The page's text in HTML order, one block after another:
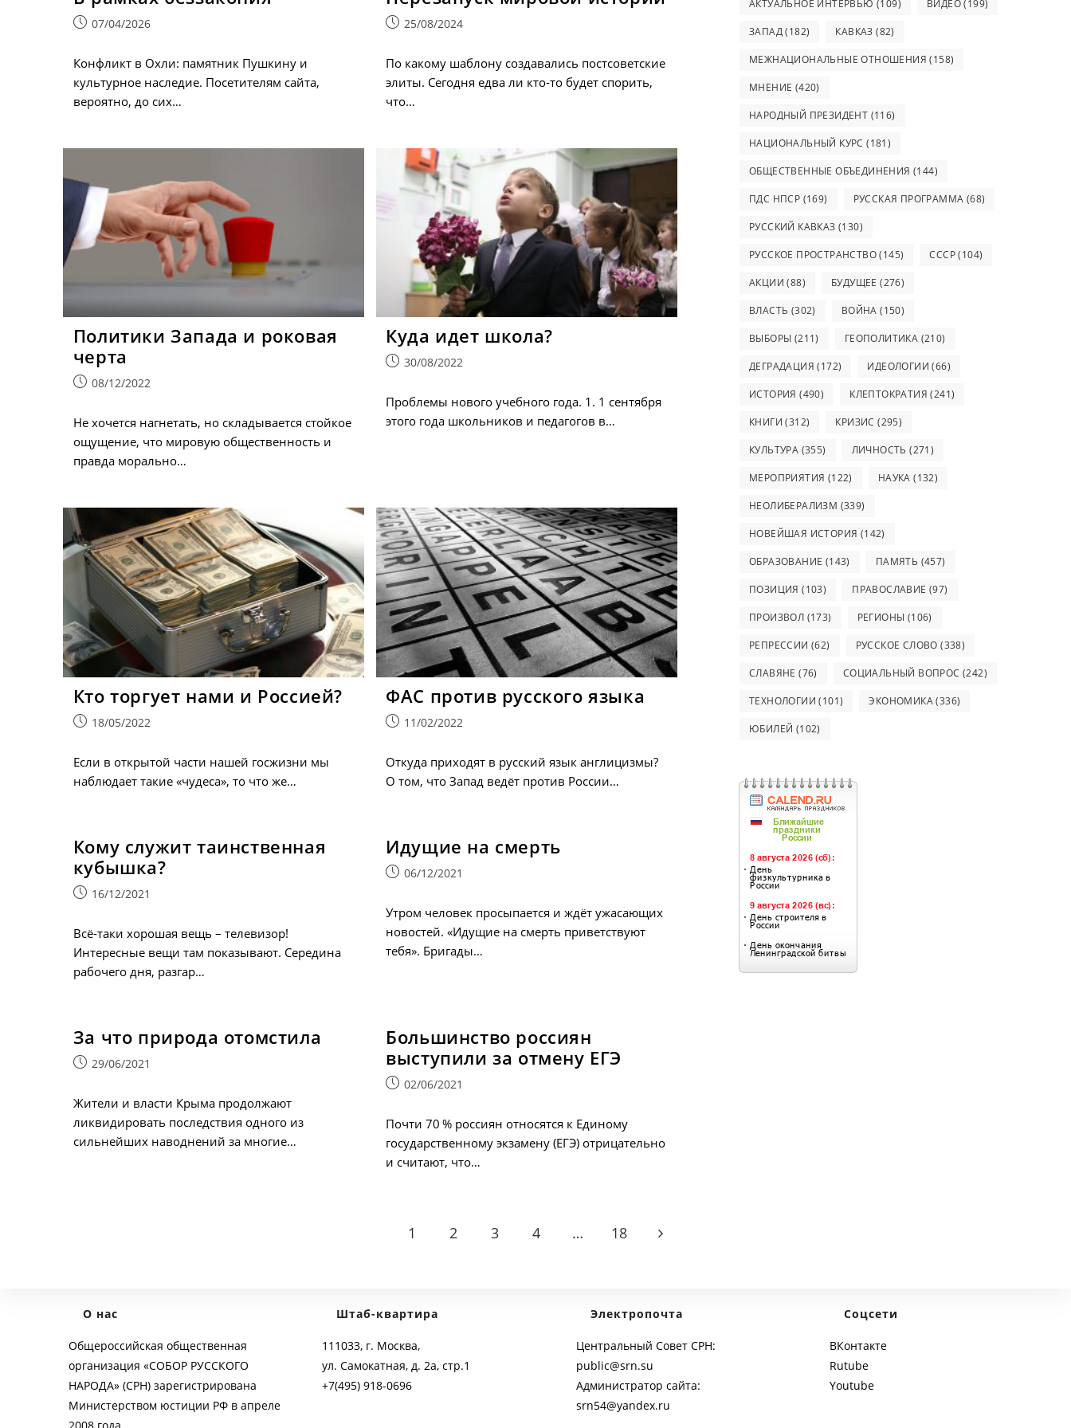
Запись07/04/2026
Конфликт в Охли: памятник Пушкину и
культурное наследие. Посетителям сайта,
вероятно, до сих…
Запись25/08/2024
По какому шаблону создавались постсоветские
элиты. Сегодня едва ли кто-то будет спорить,
что…
Политики Запада и роковая
черта
Запись08/12/2022
Не хочется нагнетать, но складывается стойкое
ощущение, что мировую общественность и
правда морально…
Куда идет школа?
Запись30/08/2022
Проблемы нового учебного года. 1. 1 сентября
этого года школьников и педагогов в…
Кто торгует нами и Россией?
Запись18/05/2022
Если в открытой части нашей госжизни мы
наблюдает такие «чудеса», то что же…
ФАС против русского языка
Запись11/02/2022
Откуда приходят в русский язык англицизмы?
О том, что Запад ведёт против России…
Кому служит таинственная
кубышка?
Запись16/12/2021
Всё-таки хорошая вещь – телевизор!
Интересные вещи там показывают. Середина
рабочего дня, разгар…
Идущие на смерть
Запись06/12/2021
Утром человек просыпается и ждёт ужасающих
новостей. «Идущие на смерть приветствуют
тебя». Бригады…
За что природа отомстила
Запись29/06/2021
Жители и власти Крыма продолжают
ликвидировать последствия одного из
сильнейших наводнений за многие…
Большинство россиян
выступили за отмену ЕГЭ
Запись02/06/2021
Почти 70 % россиян относятся к Единому
государственному экзамену (ЕГЭ) отрицательно
и считают, что…
1 2 3 4 … 18 Go to the next page
АКТУАЛЬНОЕ ИНТЕРВЬЮ (109) ВИДЕО(199)
ЗАПАД(182) КАВКАЗ (82)
МЕЖНАЦИОНАЛЬНЫЕ ОТНОШЕНИЯ (158)
МНЕНИЕ (420)
НАРОДНЫЙ ПРЕЗИДЕНТ (116)
НАЦИОНАЛЬНЫЙ КУРС (181)
ОБЩЕСТВЕННЫЕ ОБЪЕДИНЕНИЯ (144)
ПДС НПСР (169) РУССКАЯ ПРОГРАММА (68)
РУССКИЙ КАВКАЗ (130)
РУССКОЕ ПРОСТРАНСТВО(145) СССР(104)
АКЦИИ (88) БУДУЩЕЕ (276)
ВЛАСТЬ (302) ВОЙНА (150)
ВЫБОРЫ (211) ГЕОПОЛИТИКА (210)
ДЕГРАДАЦИЯ (172) ИДЕОЛОГИИ (66)
ИСТОРИЯ (490) КЛЕПТОКРАТИЯ (241)
КНИГИ (312) КРИЗИС (295)
КУЛЬТУРА (355) ЛИЧНОСТЬ (271)
МЕРОПРИЯТИЯ (122) НАУКА (132)
НЕОЛИБЕРАЛИЗМ (339)
НОВЕЙШАЯ ИСТОРИЯ (142)
ОБРАЗОВАНИЕ (143) ПАМЯТЬ (457)
ПОЗИЦИЯ (103) ПРАВОСЛАВИЕ (97)
ПРОИЗВОЛ (173) РЕГИОНЫ (106)
РЕПРЕССИИ (62) РУССКОЕ СЛОВО (338)
СЛАВЯНЕ (76) СОЦИАЛЬНЫЙ ВОПРОС (242)
ТЕХНОЛОГИИ (101) ЭКОНОМИКА(336)
ЮБИЛЕЙ (102)
О нас
Общероссийская общественная
организация «СОБОР РУССКОГО
НАРОДА» (СРН) зарегистрирована
Министерством юстиции РФ в апреле
Штаб-квартира
111033, г. Москва,
ул. Самокатная, д. 2а, стр.1
+7(495) 918-0696
Электропочта
Центральный Совет СРН:
public@srn.su
Администратор сайта:
srn54@yandex.ru
Соцсети
ВКонтакте
Rutube
Youtube